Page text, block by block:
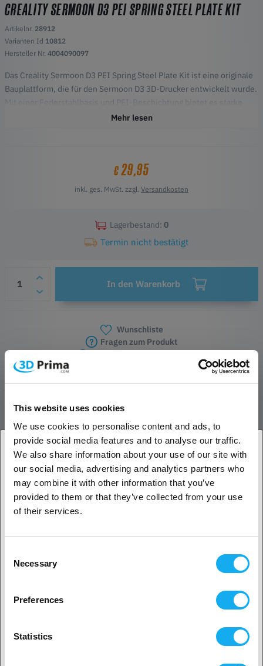
This website uses cookies
We use cookies to personalise content and ads, to
provide social media features and to analyse our traffic.
We also share information about your use of our site with
our social media, advertising and analytics partners who
may combine it with other information that you’ve
provided to them or that they’ve collected from your use
of their services.
Selection
Necessary
Preferences
Statistics
CREALITY SERMOON D3 PEI SPRING STEEL PLATE KIT
Artikelnr. 28912
Varianten Id 10812
Hersteller Nr. 4004090097
Das Creality Sermoon D3 PEI Spring Steel Plate Kit ist eine originale
Bauplattform, die für den Sermoon D3 3D-Drucker entwickelt wurde.
Mit einer Federstahlbasis und PEI-Beschichtung bietet es starke
Haftung für viele Materialien und ermöglicht ein einfaches Entfernen
Kompatibel mit Creality Sermoon D3
Starke Haftung und einfaches Modellablösen
Langlebige und flexible Konstruktion
Mehr lesen
€29,95
inkl. ges. MwSt. zzgl. Versandkosten
Lagerbestand: 0
Termin nicht bestätigt
In den Warenkorb
Wunschliste
Fragen zum Produkt
PRODUKTBESCHREIBUNG
Das Creality Sermoon D3 PEI Spring Steel Plate Kit ist eine originale
Bauplattform für den Sermoon D3. Mit einer Federstahlbasis und
PEI-Beschichtung bietet es starke Haftung für viele Materialien und
ermöglicht eine einfache Modellentfernung nach dem Druck.
Langlebig und flexibel sorgt es für gleichbleibende Druckqualität.
BEWERTUNGEN
1. Sind Sie Geschäftskunde oder Privatkunde?
Geschäftskunde
Privatkunde